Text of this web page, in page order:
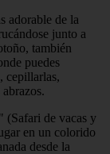
adorable de la
junto a
también
puedes
cepillarlas,
de vacas y
en un colorido
desde la